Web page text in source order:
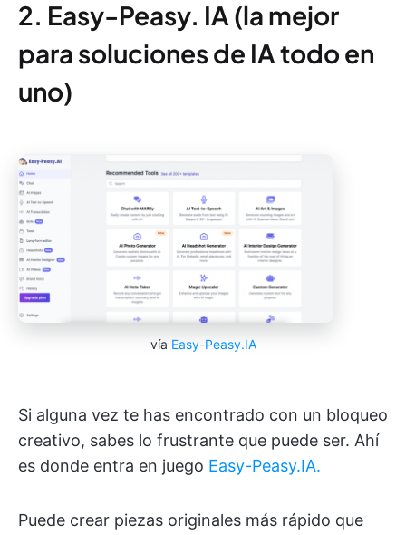
2. Easy-Peasy. IA (la mejor
para soluciones de IA todo en
uno)
vía Easy-Peasy.IA
Si alguna vez te has encontrado con un bloqueo
creativo, sabes lo frustrante que puede ser. Ahí
es donde entra en juego Easy-Peasy.IA.
Puede crear piezas originales más rápido que